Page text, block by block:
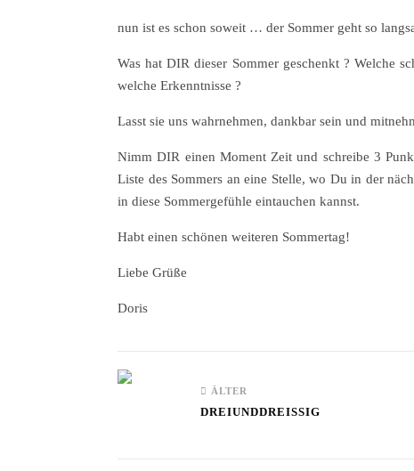
nun ist es schon soweit … der Sommer geht so
Was hat DIR dieser Sommer geschenkt ? Welche
welche Erkenntnisse ?
Lasst sie uns wahrnehmen, dankbar sein und
Nimm DIR einen Moment Zeit und schreibe 3
Liste des Sommers an eine Stelle, wo Du in der
in diese Sommergefühle eintauchen kannst.
Habt einen schönen weiteren Sommertag!
Liebe Grüße
Doris
ÄLTER
DREIUNDDREISSIG